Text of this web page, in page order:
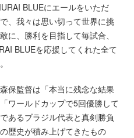
BLUEにエールをいただ
、我々は思い切って世界に挑
に、勝利を目指して毎試合、
BLUEを応援してくれた全て
保監督は「本当に残念な結果
ワールドカップで5回優勝して
あるブラジル代表と真剣勝負
歴史が積み上げてきたもの